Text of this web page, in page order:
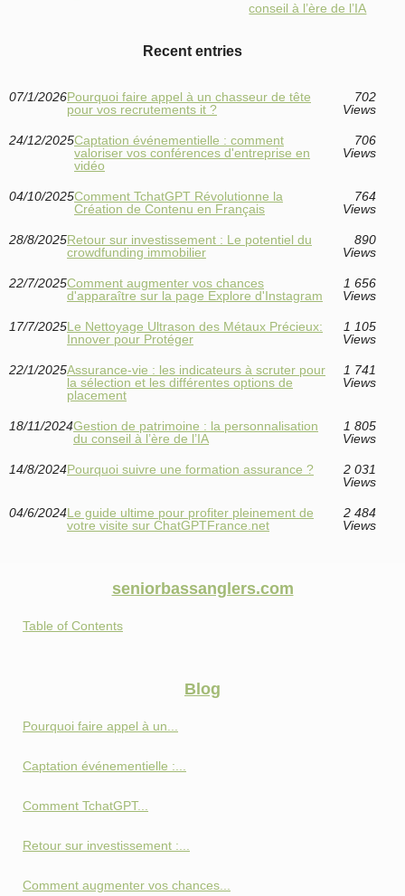
conseil à l’ère de l’IA
Recent entries
07/1/2026Pourquoi faire appel à un chasseur de tête
pour vos recrutements it ?
702
Views
24/12/2025Captation événementielle : comment
valoriser vos conférences d'entreprise en
vidéo
706
Views
04/10/2025Comment TchatGPT Révolutionne la
Création de Contenu en Français
764
Views
28/8/2025Retour sur investissement : Le potentiel du
crowdfunding immobilier
890
Views
22/7/2025Comment augmenter vos chances
d'apparaître sur la page Explore d'Instagram
1 656
Views
17/7/2025Le Nettoyage Ultrason des Métaux Précieux:
Innover pour Protéger
1 105
Views
22/1/2025Assurance-vie : les indicateurs à scruter pour
la sélection et les différentes options de
placement
1 741
Views
18/11/2024Gestion de patrimoine : la personnalisation
du conseil à l’ère de l’IA
1 805
Views
14/8/2024Pourquoi suivre une formation assurance ?
2 031
Views
04/6/2024Le guide ultime pour profiter pleinement de
votre visite sur ChatGPTFrance.net
2 484
Views
seniorbassanglers.com
Table of Contents
Blog
Pourquoi faire appel à un...
Captation événementielle :...
Comment TchatGPT...
Retour sur investissement :...
Comment augmenter vos chances...